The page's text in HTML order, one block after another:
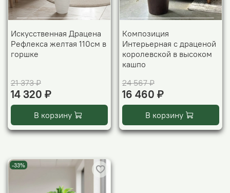
Искусственная Драцена
Рефлекса желтая 110см в
горшке
21 373 ₽
14 320 ₽
В корзину
Композиция
Интерьерная с драценой
королевской в высоком
кашпо
24 567 ₽
16 460 ₽
В корзину
-33%